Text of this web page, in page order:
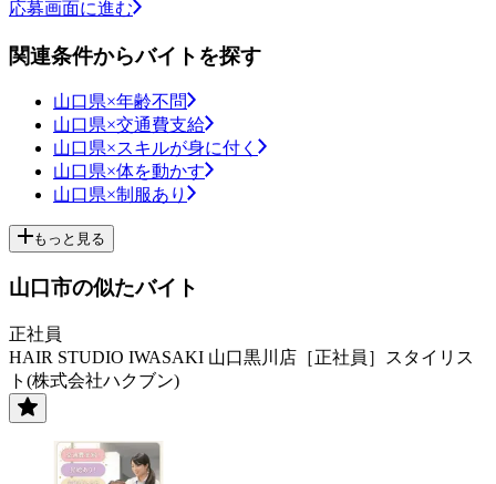
応募画面に進む
関連条件からバイトを探す
山口県×年齢不問
山口県×交通費支給
山口県×スキルが身に付く
山口県×体を動かす
山口県×制服あり
もっと見る
山口市の似たバイト
正社員
HAIR STUDIO IWASAKI 山口黒川店［正社員］スタイリス
ト(株式会社ハクブン)